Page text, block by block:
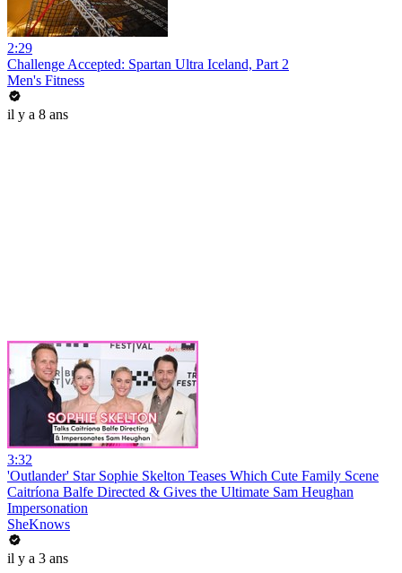
2:29
Challenge Accepted: Spartan Ultra Iceland, Part 2
Men's Fitness
il y a 8 ans
3:32
'Outlander' Star Sophie Skelton Teases Which Cute Family Scene
Caitríona Balfe Directed & Gives the Ultimate Sam Heughan
Impersonation
SheKnows
il y a 3 ans